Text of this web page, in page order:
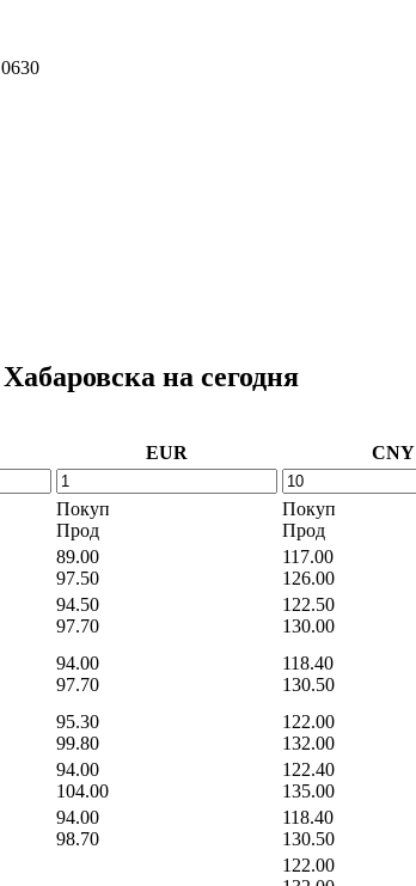
на сегодня
EUR CNY
Покуп
Прод
Покуп
Прод
89.00
97.50
117.00
126.00
94.50
97.70
122.50
130.00
94.00
97.70
118.40
130.50
95.30
99.80
122.00
132.00
94.00
104.00
122.40
135.00
94.00
98.70
118.40
130.50
122.00